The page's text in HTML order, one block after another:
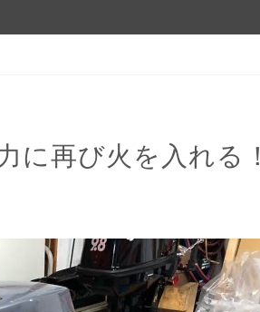
に再び火を入れる！